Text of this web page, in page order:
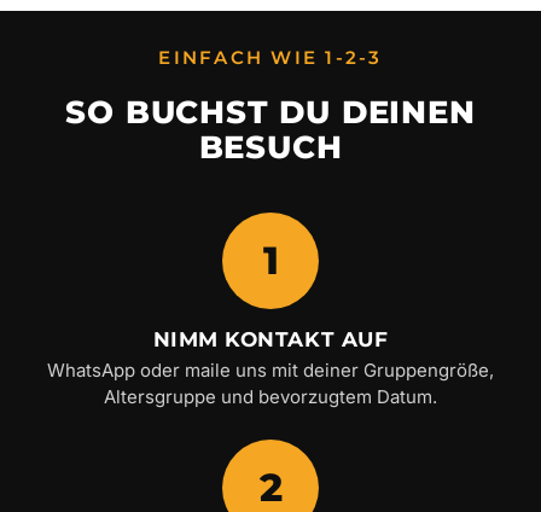
EINFACH WIE 1-2-3
SO BUCHST DU DEINEN
BESUCH
1
NIMM KONTAKT AUF
WhatsApp oder maile uns mit deiner Gruppengröße,
Altersgruppe und bevorzugtem Datum.
2